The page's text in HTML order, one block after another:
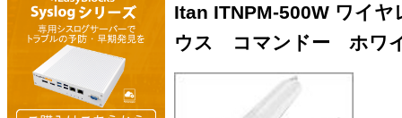
Itan ITNPM-500W ワイ
ウス コマンドー ホワ